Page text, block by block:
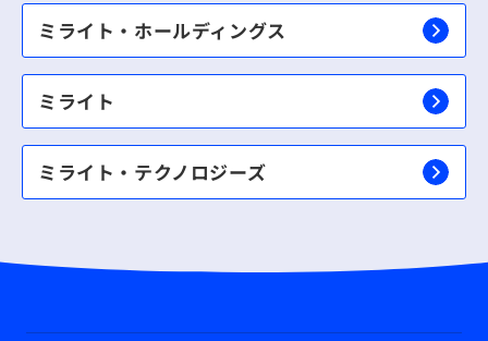
ミライト・ホールディングス
ミライト
ミライト・テクノロジーズ